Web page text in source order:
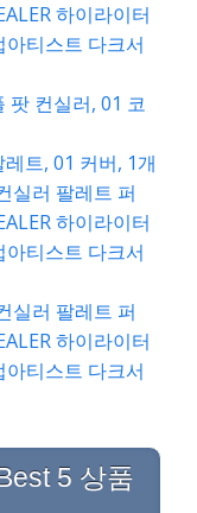
하이라이터
티스트 다크서
팟 컨실러, 01 코
트, 01 커버, 1개
실러 팔레트 퍼
하이라이터
티스트 다크서
실러 팔레트 퍼
하이라이터
티스트 다크서
5 상품